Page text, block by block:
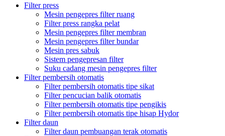
Filter press
Mesin pengepres filter ruang
Filter press rangka pelat
Mesin pengepres filter membran
Mesin pengepres filter bundar
Mesin pres sabuk
Sistem pengepresan filter
Suku cadang mesin pengepres filter
Filter pembersih otomatis
Filter pembersih otomatis tipe sikat
Filter pencucian balik otomatis
Filter pembersih otomatis tipe pengikis
Filter pembersih otomatis tipe hisap Hydor
Filter daun
Filter daun pembuangan terak otomatis